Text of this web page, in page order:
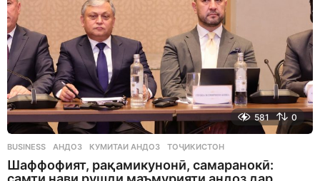
581 0
BUSINESS АНДОЗ ,КУМИТАИ АНДОЗ ,ТОҶИКИСТОН
Шаффофият, рақамикунонӣ, самаранокӣ: